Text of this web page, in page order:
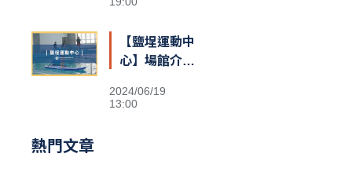
【鹽埕運動中
心】場館介紹
2024/06/19
13:00
熱門文章